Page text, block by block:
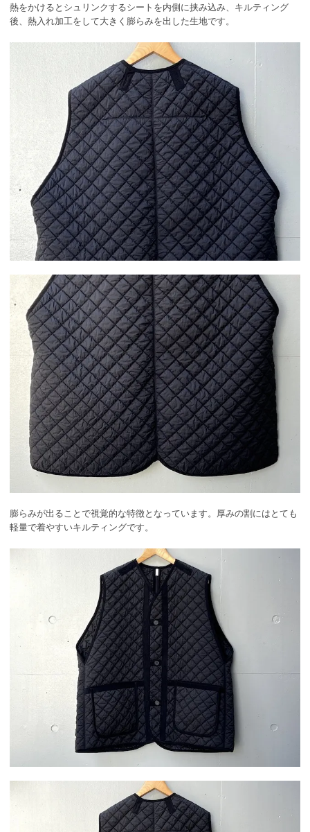
熱をかけるとシュリンクするシートを内側に挟み込み、キルティング
後、熱入れ加工をして大きく膨らみを出した生地です。
膨らみが出ることで視覚的な特徴となっています。厚みの割にはとても
軽量で着やすいキルティングです。